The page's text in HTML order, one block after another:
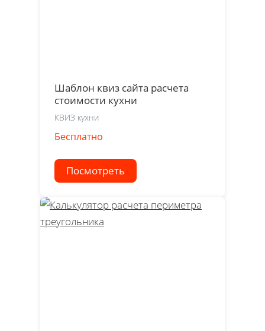
Шаблон квиз сайта расчета
стоимости кухни
КВИЗ кухни
Бесплатно
Посмотреть